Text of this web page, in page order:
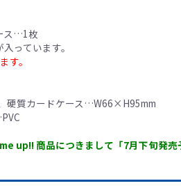
ス…1枚
っています。
す。
硬質カードケース…W66×H95mm
up!! 商品につきまして「7月下旬発